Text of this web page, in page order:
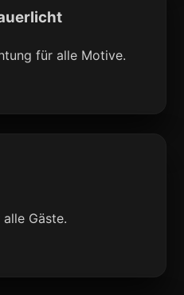
für alle Motive.
Gäste.